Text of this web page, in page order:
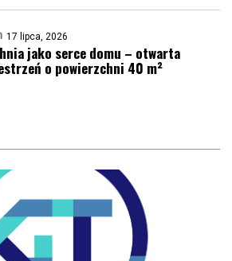
17 lipca, 2026
jako serce domu – otwarta
o powierzchni 40 m²